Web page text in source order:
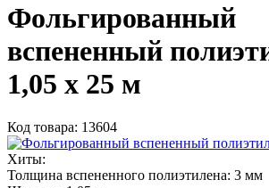
Фольгированный
вспененный
1,05 х 25 м
Код товара: 13604
Хиты:
Толщина вспененного полиэтилена: 3 мм